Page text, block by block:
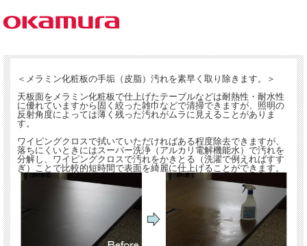
＜メラミン化粧板の手垢（皮脂）汚れを素早く取り除きます。＞
天板面をメラミン化粧板で仕上げたテーブルなどは耐熱性・耐水性
に優れていますから固く絞った雑巾などで清掃できますが、照明の
反射角度によっては薄く残った汚れがムラに見えることがありま
す。
ワイピングクロスで拭いていただければある程度除去できますが、
落ちにくいときにはスーパー洗浄（アルカリ電解機能水）で汚れを
分解し、ワイピングクロスで汚れをかきとる（洗濯で例えればすす
ぎ）ことで比較的短時間で表面を綺麗に仕上げることができます。